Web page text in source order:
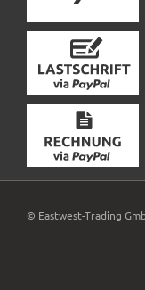
© Eastwest-Trading